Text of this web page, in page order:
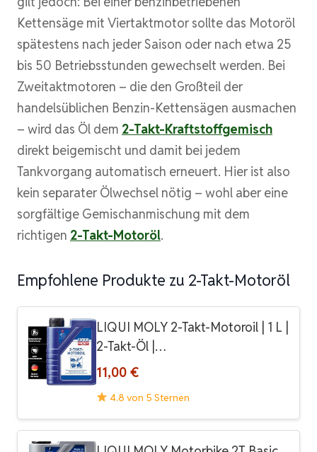
Kettensäge mit Viertaktmotor sollte das Motoröl
spätestens nach jeder Saison oder nach etwa 25
bis 50 Betriebsstunden gewechselt werden. Bei
Zweitaktmotoren – die den Großteil der
handelsüblichen Benzin-Kettensägen ausmachen
– wird das Öl dem 2-Takt-Kraftstoffgemisch
direkt beigemischt und damit bei jedem
Tankvorgang automatisch erneuert. Hier ist also
kein separater Ölwechsel nötig – wohl aber eine
sorgfältige Gemischanmischung mit dem
richtigen 2-Takt-Motoröl.
Empfohlene Produkte zu 2-Takt-Motoröl
LIQUI MOLY 2-Takt-Motoroil | 1 L |
2-Takt-Öl |…
11,00 €
4.8 von 5 Sternen